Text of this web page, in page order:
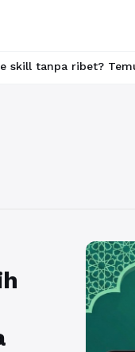
ribet? Temukan